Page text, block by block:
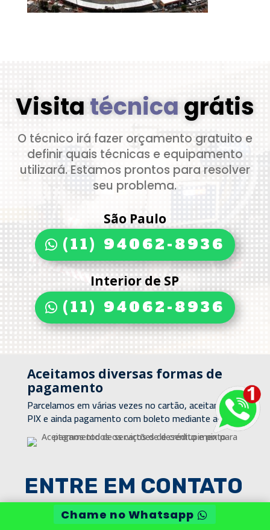
Visitatécnicagrátis
O técnico irá fazer orçamento gratuito e
definir quais técnicas e equipamento
utilizará. Estamos prontos para resolver
seu problema.
São Paulo
(11) 94062-8936
Interior de SP
(11) 94062-8936
Aceitamos diversas formas de
pagamento
Parcelamos em várias vezes no cartão, aceitamos
PIX e ainda pagamento com boleto mediante análise
ENTRE EM CONTATO
Chame no Whatsapp